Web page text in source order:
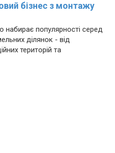
бізнес з монтажу
набирає популярності серед
ділянок - від
територій та